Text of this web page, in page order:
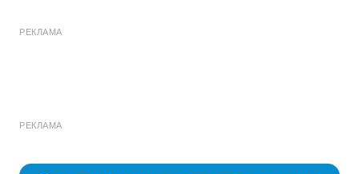
РЕКЛАМА
РЕКЛАМА